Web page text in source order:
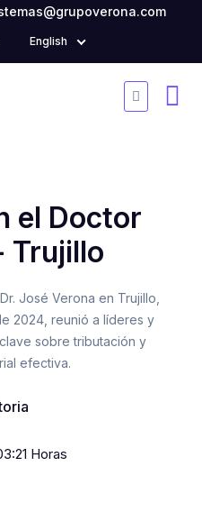
English
el Doctor
Trujillo
José Verona en Trujillo,
2024, reunió a líderes y
sobre tributación y
efectiva.
Horas